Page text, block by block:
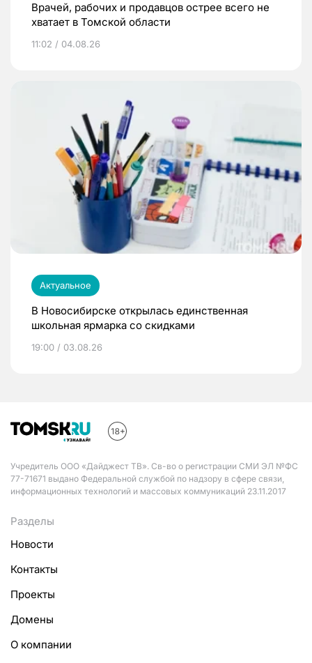
Врачей, рабочих и продавцов острее всего не
хватает в Томской области
11:02 / 04.08.26
Актуальное
В Новосибирске открылась единственная
школьная ярмарка со скидками
19:00 / 03.08.26
Учредитель ООО «Дайджест ТВ». Св-во о регистрации СМИ ЭЛ №ФС
77-71671 выдано Федеральной службой по надзору в сфере связи,
информационных технологий и массовых коммуникаций 23.11.2017
Разделы
Новости
Контакты
Проекты
Домены
О компании